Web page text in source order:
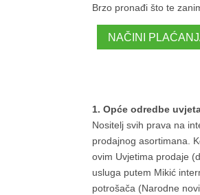
Brzo pronađi što te
NAČINI
1. Opće odredbe
Nositelj svih prava na
prodajnog asortimana.
ovim Uvjetima prodaje
usluga putem Mikić
potrošača (Narodne